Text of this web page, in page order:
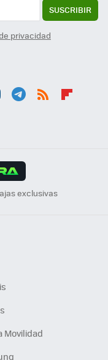
SUSCRIBIR
privacidad
exclusivas
Movilidad